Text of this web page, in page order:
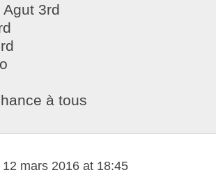
3rd
à tous
12 mars 2016 at 18:45